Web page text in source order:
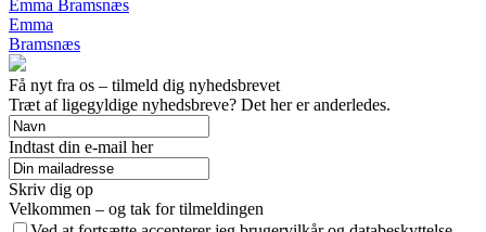
Emma Bramsnæs
Emma
Bramsnæs
Få nyt fra os – tilmeld dig nyhedsbrevet
Træt af ligegyldige nyhedsbreve? Det her er anderledes.
Indtast din e-mail her
Skriv dig op
Velkommen – og tak for tilmeldingen